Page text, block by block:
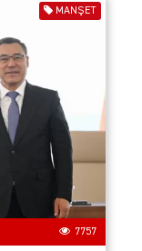
MANŞET
7757